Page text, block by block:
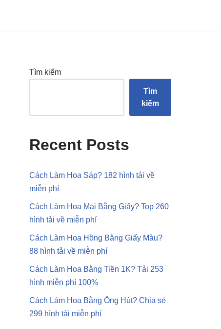
Tìm kiếm
Tìm
kiếm
Recent Posts
Cách Làm Hoa Sáp? 182 hình tải về
miễn phí
Cách Làm Hoa Mai Bằng Giấy? Top 260
hình tải về miễn phí
Cách Làm Hoa Hồng Bằng Giấy Màu?
88 hình tải về miễn phí
Cách Làm Hoa Bằng Tiền 1K? Tải 253
hình miễn phí 100%
Cách Làm Hoa Bằng Ống Hút? Chia sẻ
299 hình tải miễn phí